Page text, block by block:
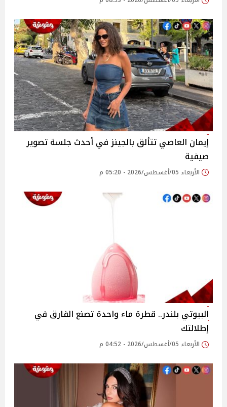
إيمان العاصي تتألق بالجينز في أحدث جلسة تصوير
صيفية
الأربعاء 05/أغسطس/2026 - 05:20 م
البيوتي بلندر.. قطرة ماء واحدة تصنع الفارق في
إطلالتك
الأربعاء 05/أغسطس/2026 - 04:52 م